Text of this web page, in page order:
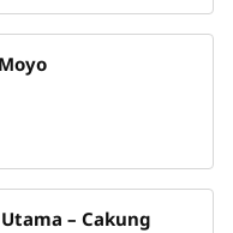
– Cakung